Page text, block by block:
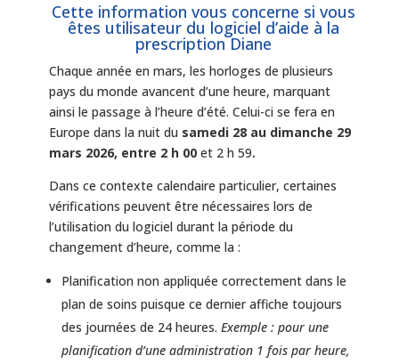
Cette information vous concerne si vous
êtes utilisateur du logiciel d’aide à la
prescription Diane
Chaque année en mars, les horloges de plusieurs
pays du monde avancent d’une heure, marquant
ainsi le passage à l’heure d’été. Celui-ci se fera en
Europe dans la nuit du samedi 28 au dimanche 29
mars 2026, entre 2 h 00et 2 h 59.
Dans ce contexte calendaire particulier, certaines
vérifications peuvent être nécessaires lors de
l’utilisation du logiciel durant la période du
changement d’heure, comme la :
Planification non appliquée correctement dans le
plan de soins puisque ce dernier affiche toujours
des journées de 24 heures. Exemple : pour une
planification d’une administration 1 fois par heure,